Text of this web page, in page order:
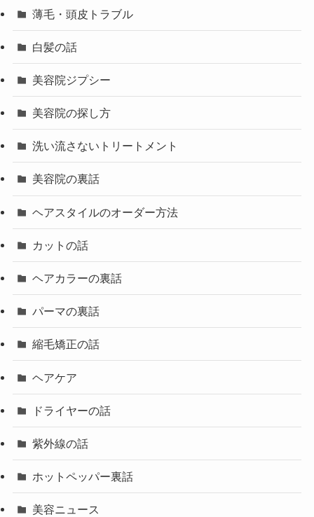
薄毛・頭皮トラブル
白髪の話
美容院ジプシー
美容院の探し方
洗い流さないトリートメント
美容院の裏話
ヘアスタイルのオーダー方法
カットの話
ヘアカラーの裏話
パーマの裏話
縮毛矯正の話
ヘアケア
ドライヤーの話
紫外線の話
ホットペッパー裏話
美容ニュース